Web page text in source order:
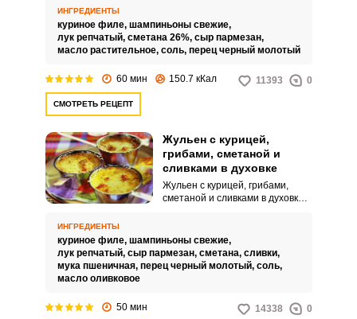
сыр. Соус, как правило, состоит
из сливок или сметаны, а сам
жульен запекается под сырной
ИНГРЕДИЕНТЫ
куриное филе, шампиньоны свежие,
лук репчатый, сметана 26%, сыр пармезан,
масло растительное, соль, перец черный молотый
60 мин 150.7 кКал 11393 0
СМОТРЕТЬ РЕЦЕПТ
Жульен с курицей,
грибами, сметаной и
сливками в духовке
Жульен с курицей, грибами,
сметаной и сливками в духовке –
варианта горячего блюда на
праздничный стол, который
готовиться буквально за час, а
жульене идеально сочетаются
отварная курица, обжаренные
ИНГРЕДИЕНТЫ
куриное филе, шампиньоны свежие,
лук репчатый, сыр пармезан, сметана, сливки,
мука пшеничная, перец черный молотый, соль,
масло оливковое
50 мин 14338 0